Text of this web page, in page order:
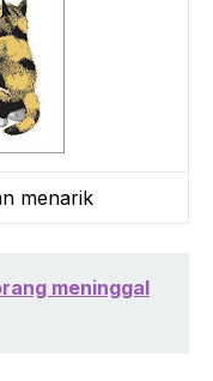
menarik
meninggal